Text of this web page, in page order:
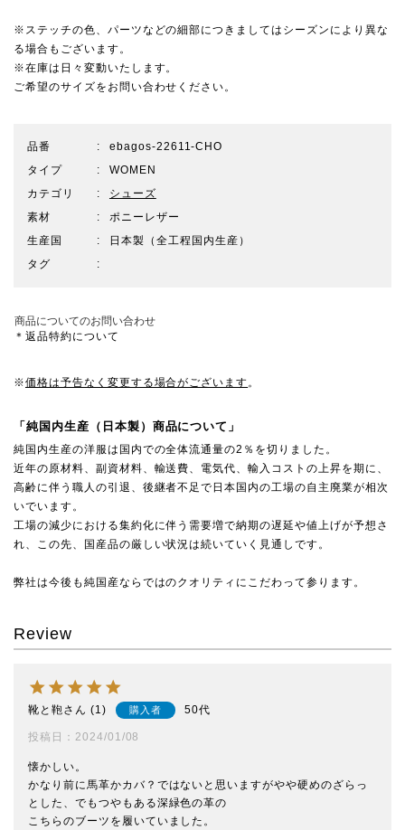
※ステッチの色、パーツなどの細部につきましてはシーズンにより異な
る場合もございます。
※在庫は日々変動いたします。
ご希望のサイズをお問い合わせください。
品番
ebagos-22611-CHO
タイプ
WOMEN
カテゴリ
シューズ
素材
ポニーレザー
生産国
日本製（全工程国内生産）
タグ
商品についてのお問い合わせ
＊返品特約について
※価格は予告なく変更する場合がございます。
「純国内生産（日本製）商品について」
純国内生産の洋服は国内での全体流通量の2％を切りました。
近年の原材料、副資材料、輸送費、電気代、輸入コストの上昇を期に、
高齢に伴う職人の引退、後継者不足で日本国内の工場の自主廃業が相次
いでいます。
工場の減少における集約化に伴う需要増で納期の遅延や値上げが予想さ
れ、この先、国産品の厳しい状況は続いていく見通しです。
弊社は今後も純国産ならではのクオリティにこだわって参ります。
Review
靴と鞄 1 購入者 50代
投稿日 2024/01/08
懐かしい。
かなり前に馬革かカバ？ではないと思いますがやや硬めのざらっ
とした、でもつやもある深緑色の革の
こちらのブーツを履いていました。